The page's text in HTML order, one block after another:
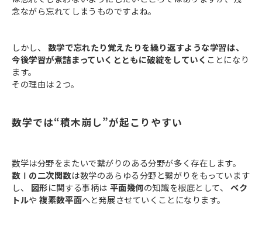
念ながら忘れてしまうものですよね。
しかし、 数学で忘れたり覚えたりを繰り返すような学習は、
今後学習が煮詰まっていくとともに破綻をしていく ことになり
ます。
その理由は２つ。
数学では“積木崩し”が起こりやすい
数学は分野をまたいで繋がりのある分野が多く存在します。
数Ⅰの二次関数は数学のあらゆる分野と繋がりをもっています
し、 図形に関する事柄は 平面幾何の知識を根底として、ベク
トルや複素数平面へと発展させていくことになります。